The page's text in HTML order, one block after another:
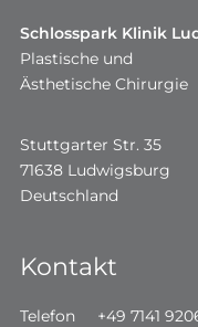
Schlosspark Klinik
Plastische und
Ästhetische Chirurgie
Stuttgarter Str. 35
71638 Ludwigsburg
Deutschland
Kontakt
Telefon +49 7141